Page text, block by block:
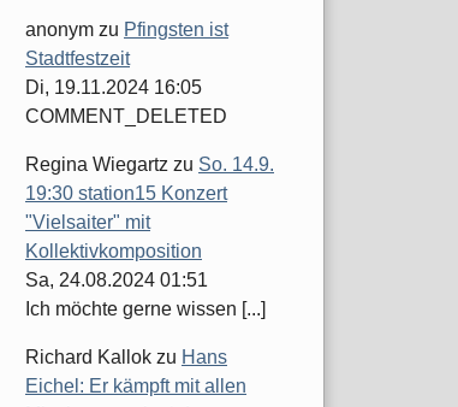
anonym zu Pfingsten ist
Stadtfestzeit
Di, 19.11.2024 16:05
COMMENT_DELETED
Regina Wiegartz zu So. 14.9.
19:30 station15 Konzert
"Vielsaiter" mit
Kollektivkomposition
Sa, 24.08.2024 01:51
Ich möchte gerne wissen [...]
Richard Kallok zu Hans
Eichel: Er kämpft mit allen